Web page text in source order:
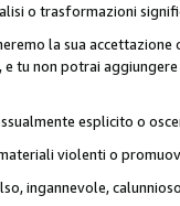
o trasformazioni
la sua
tu non potrai
esplicito o
violenti o
ingannevole,